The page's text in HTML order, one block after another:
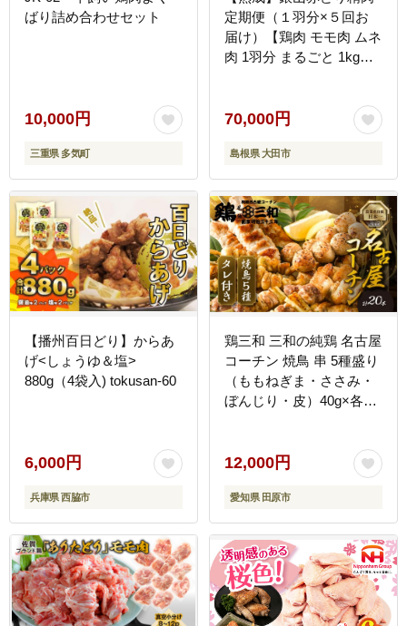
ばり詰め合わせセット
10,000円
三重県 多気町
定期便（１羽分×５回お
届け）【鶏肉 モモ肉 ムネ
肉 1羽分 まるごと 1kg～
り 熟成 真空パック 真空
70,000円
島根県 大田市
【播州百日どり】からあ
げ<しょうゆ＆塩>
880g（4袋入) tokusan-60
6,000円
兵庫県 西脇市
鶏三和 三和の純鶏 名古屋
コーチン 焼鳥 串 5種盛り
（ももねぎま・ささみ・
ぼんじり・皮）40g×各4
コーチン
12,000円
愛知県 田原市